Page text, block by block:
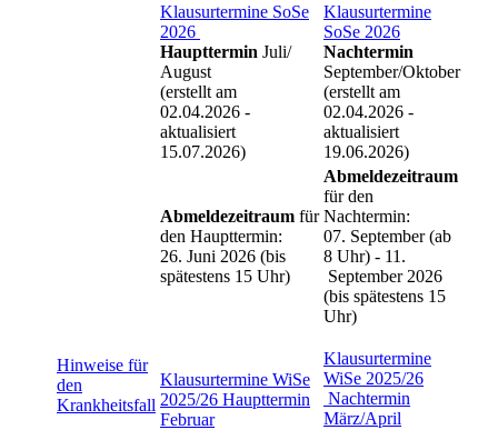
Hinweise für
den
Krankheitsfall
Klausurtermine SoSe
2026
Haupttermin Juli/
August
(erstellt am
02.04.2026 -
aktualisiert
15.07.2026)
Klausurtermine
SoSe 2026
Nachtermin
September/Oktober
(erstellt am
02.04.2026 -
aktualisiert
19.06.2026)
Abmeldezeitraum für
den Haupttermin:
26. Juni 2026 (bis
spätestens 15 Uhr)
Abmeldezeitraum
für den
Nachtermin:
07. September (ab
8 Uhr) - 11.
September 2026
(bis spätestens 15
Uhr)
Klausurtermine WiSe
2025/26 Haupttermin
Februar
Klausurtermine
WiSe 2025/26
Nachtermin
März/April